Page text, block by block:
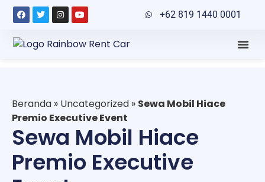
+62 819 1440 0001
Beranda » Uncategorized » Sewa Mobil Hiace
Premio Executive Event
Sewa Mobil Hiace
Premio Executive